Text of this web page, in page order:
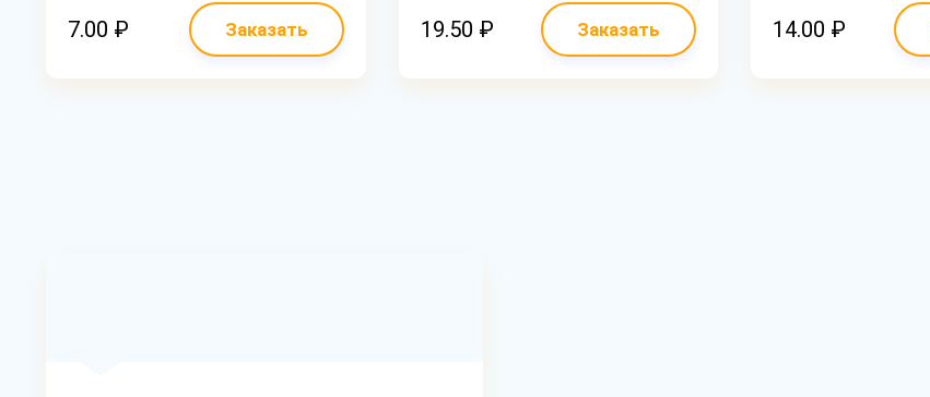
7.00 ₽ Заказать 19.50 ₽ Заказать 14.00 ₽